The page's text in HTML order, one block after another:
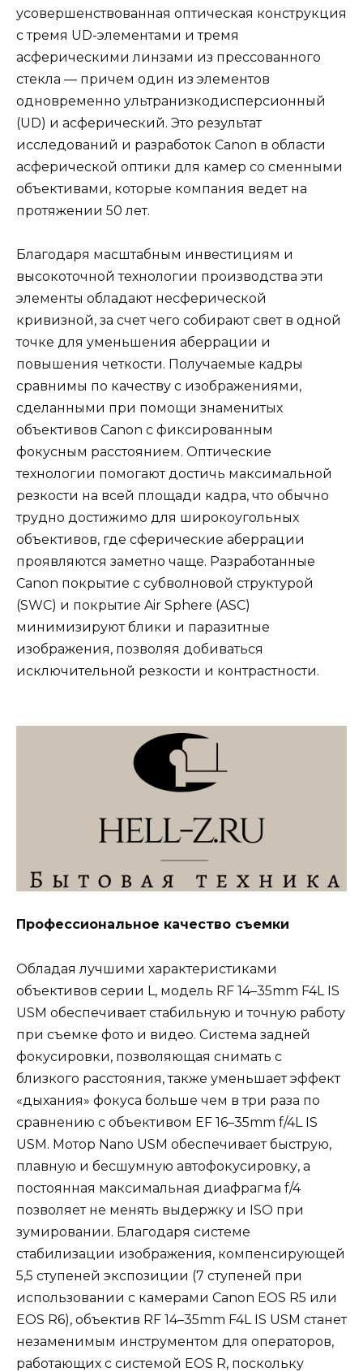
усовершенствованная оптическая конструкция
с тремя UD-элементами и тремя
асферическими линзами из прессованного
стекла — причем один из элементов
одновременно ультранизкодисперсионный
(UD) и асферический. Это результат
исследований и разработок Canon в области
асферической оптики для камер со сменными
объективами, которые компания ведет на
протяжении 50 лет.
Благодаря масштабным инвестициям и
высокоточной технологии производства эти
элементы обладают несферической
кривизной, за счет чего собирают свет в одной
точке для уменьшения аберрации и
повышения четкости. Получаемые кадры
сравнимы по качеству с изображениями,
сделанными при помощи знаменитых
объективов Canon с фиксированным
фокусным расстоянием. Оптические
технологии помогают достичь максимальной
резкости на всей площади кадра, что обычно
трудно достижимо для широкоугольных
объективов, где сферические аберрации
проявляются заметно чаще. Разработанные
Canon покрытие с субволновой структурой
(SWC) и покрытие Air Sphere (ASC)
минимизируют блики и паразитные
изображения, позволяя добиваться
исключительной резкости и контрастности.
Профессиональное качество съемки
Обладая лучшими характеристиками
объективов серии L, модель RF 14–35mm F4L IS
USM обеспечивает стабильную и точную работу
при съемке фото и видео. Система задней
фокусировки, позволяющая снимать с
близкого расстояния, также уменьшает эффект
«дыхания» фокуса больше чем в три раза по
сравнению с объективом EF 16–35mm f/4L IS
USM. Мотор Nano USM обеспечивает быструю,
плавную и бесшумную автофокусировку, а
постоянная максимальная диафрагма f/4
позволяет не менять выдержку и ISO при
зумировании. Благодаря системе
стабилизации изображения, компенсирующей
5,5 ступеней экспозиции (7 ступеней при
использовании с камерами Canon EOS R5 или
EOS R6), объектив RF 14–35mm F4L IS USM станет
незаменимым инструментом для операторов,
работающих с системой EOS R, поскольку